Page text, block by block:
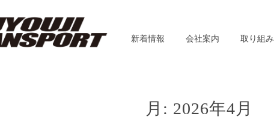
新着情報 会社案内 取り組み
月: 2026年4月